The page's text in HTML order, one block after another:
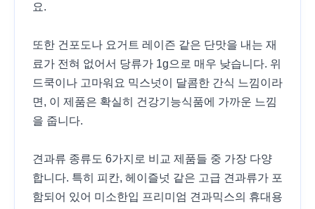
요.
또한 건포도나 요거트 레이즌 같은 단맛을 내는 재
료가 전혀 없어서 당류가 1g으로 매우 낮습니다. 위
드쿡이나 고마워요 믹스넛이 달콤한 간식 느낌이라
면, 이 제품은 확실히 건강기능식품에 가까운 느낌
을 줍니다.
견과류 종류도 6가지로 비교 제품들 중 가장 다양
합니다. 특히 피칸, 헤이즐넛 같은 고급 견과류가 포
함되어 있어 미소한입 프리미엄 견과믹스의 휴대용